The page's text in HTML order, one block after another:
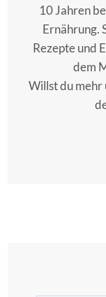
10 Jahren
Ernährung.
Rezepte und
dem
Willst du mehr